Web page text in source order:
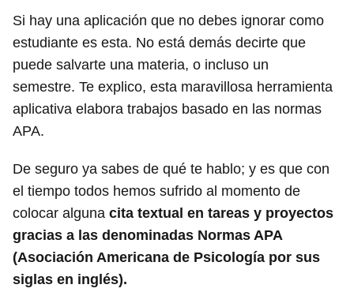
Si hay una aplicación que no debes ignorar como
estudiante es esta. No está demás decirte que
puede salvarte una materia, o incluso un
semestre. Te explico, esta maravillosa herramienta
aplicativa elabora trabajos basado en las normas
APA.
De seguro ya sabes de qué te hablo; y es que con
el tiempo todos hemos sufrido al momento de
colocar alguna cita textual en tareas y proyectos
gracias a las denominadas Normas APA
(Asociación Americana de Psicología por sus
siglas en inglés).